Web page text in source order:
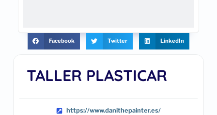
TALLER PLASTICAR
https://www.danithepainter.es/
Facebook Twitter LinkedIn